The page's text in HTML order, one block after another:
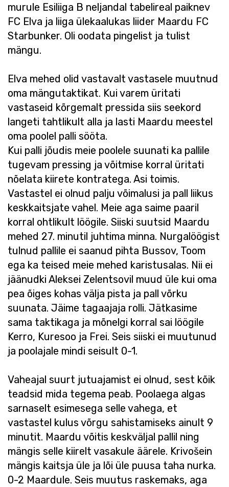
murule Esiliiga B neljandal tabelireal paiknev
FC Elva ja liiga ülekaalukas liider Maardu FC
Starbunker. Oli oodata pingelist ja tulist
mängu.
Elva mehed olid vastavalt vastasele muutnud
oma mängutaktikat. Kui varem üritati
vastaseid kõrgemalt pressida siis seekord
langeti tahtlikult alla ja lasti Maardu meestel
oma poolel palli sööta.
Kui palli jõudis meie poolele suunati ka pallile
tugevam pressing ja võitmise korral üritati
nõelata kiirete kontratega. Asi toimis.
Vastastel ei olnud palju võimalusi ja pall liikus
keskkaitsjate vahel. Meie aga saime paaril
korral ohtlikult löögile. Siiski suutsid Maardu
mehed 27. minutil juhtima minna. Nurgalöögist
tulnud pallile ei saanud pihta Bussov, Toom
ega ka teised meie mehed karistusalas. Nii ei
jäänudki Aleksei Zelentsovil muud üle kui oma
pea õiges kohas välja pista ja pall võrku
suunata. Jäime tagaajaja rolli. Jätkasime
sama taktikaga ja mõnelgi korral sai löögile
Kerro, Kuresoo ja Frei. Seis siiski ei muutunud
ja poolajale mindi seisult 0-1.
Vaheajal suurt jutuajamist ei olnud, sest kõik
teadsid mida tegema peab. Poolaega algas
sarnaselt esimesega selle vahega, et
vastastel kulus võrgu sahistamiseks ainult 9
minutit. Maardu võitis keskväljal pallil ning
mängis selle kiirelt vasakule äärele. Krivošein
mängis kaitsja üle ja lõi üle puusa taha nurka.
0-2 Maardule. Seis muutus raskemaks, aga